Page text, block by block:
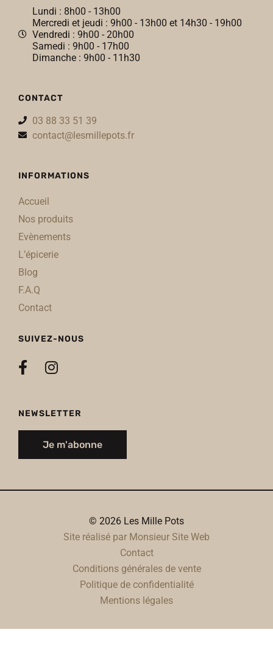
Lundi : 8h00 - 13h00
Mercredi et jeudi : 9h00 - 13h00 et 14h30 - 19h00
Vendredi : 9h00 - 20h00
Samedi : 9h00 - 17h00
Dimanche : 9h00 - 11h30
CONTACT
03 88 33 51 39
contact@lesmillepots.fr
INFORMATIONS
Accueil
Nos produits
Evènements
L’épicerie
Blog
F.A.Q
Contact
SUIVEZ-NOUS
NEWSLETTER
Je m'abonne
© 2026 Les Mille Pots
Site réalisé par Monsieur Site Web
Contact
Conditions générales de vente
Politique de confidentialité
Mentions légales